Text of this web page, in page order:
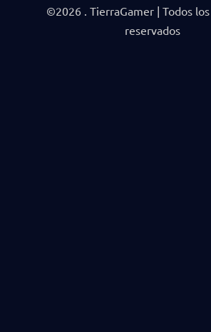
©2026 . TierraGamer | Todos
reservados